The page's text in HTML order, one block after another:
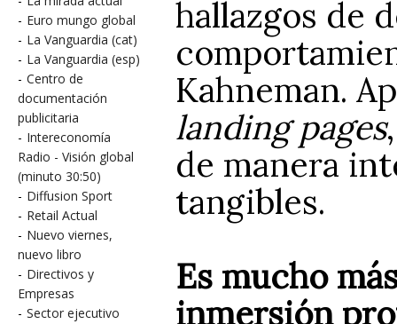
- Euro mungo global
- La Vanguardia (cat)
- La Vanguardia (esp)
- Centro de
documentación
publicitaria
- Intereconomía
Radio - Visión global
(minuto 30:50)
- Diffusion Sport
- Retail Actual
- Nuevo viernes,
nuevo libro
- Directivos y
Empresas
- Sector ejecutivo
hallazgos de
Kahneman.
landing pages
de manera
tangibles.
Es mucho
inmersión